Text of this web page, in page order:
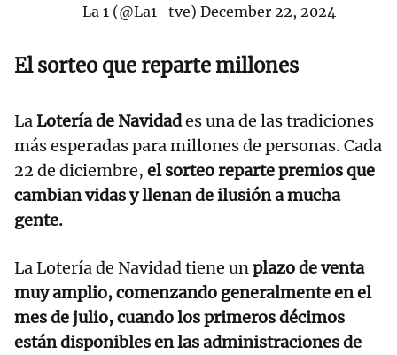
— La 1 (@La1_tve) December 22, 2024
El sorteo que reparte millones
LaLotería de Navidades una de las tradiciones
más esperadas para millones de personas. Cada
22 de diciembre, el sorteo reparte premios que
cambian vidas y llenan de ilusión a mucha
gente.
La Lotería de Navidad tiene unplazo de venta
muy amplio, comenzando generalmente en el
mes de julio, cuando los primeros décimos
están disponibles en las administraciones de